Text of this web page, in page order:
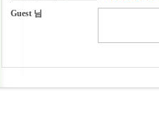
Guest 님